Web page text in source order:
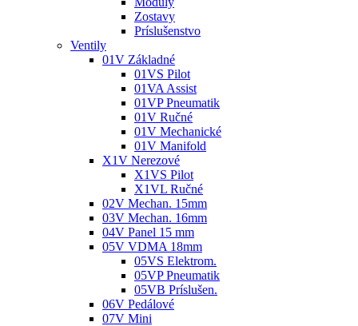
Zostavy
Príslušenstvo
Ventily
01V Základné
01VS Pilot
01VA Assist
01VP Pneumatik
01V Ručné
01V Mechanické
01V Manifold
X1V Nerezové
X1VS Pilot
X1VL Ručné
02V Mechan. 15mm
03V Mechan. 16mm
04V Panel 15 mm
05V VDMA 18mm
05VS Elektrom.
05VP Pneumatik
05VB Príslušen.
06V Pedálové
07V Mini